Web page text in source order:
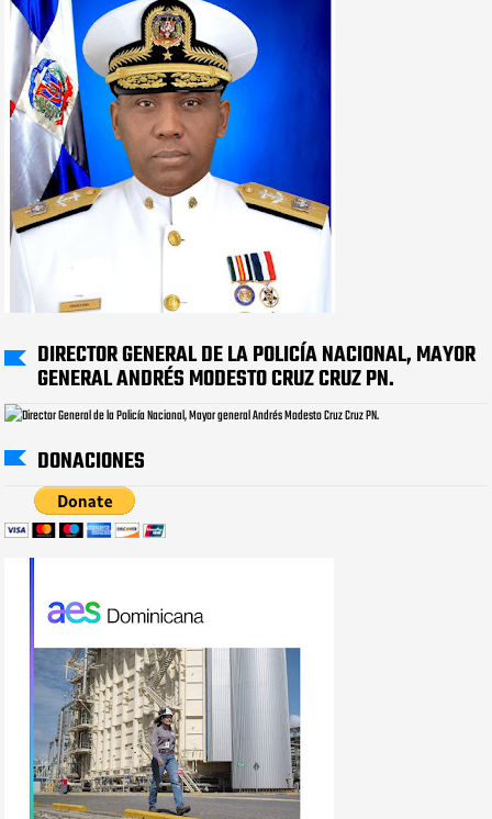
DIRECTOR GENERAL DE LA POLICÍA NACIONAL, MAYOR
GENERAL ANDRÉS MODESTO CRUZ CRUZ PN.
DONACIONES